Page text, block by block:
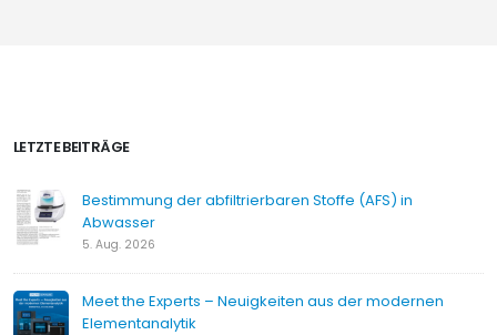
LETZTE BEITRÄGE
Bestimmung der abfiltrierbaren Stoffe (AFS) in
Abwasser
5. Aug. 2026
Meet the Experts – Neuigkeiten aus der modernen
Elementanalytik